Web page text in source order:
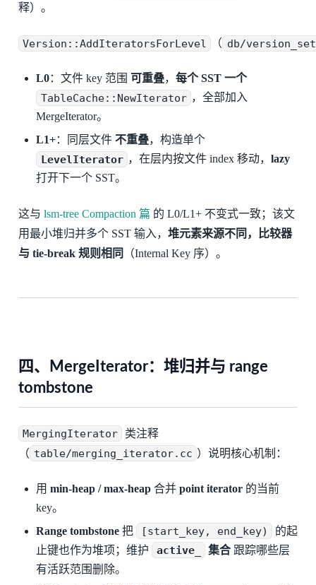
释）。
Version::AddIteratorsForLevel （ db/
L0：文件 key 范围 可重叠，每个 SST 一个
TableCache::NewIterator ，全部加入
MergeIterator。
L1+：同层文件不重叠，构造单个
LevelIterator ，在层内按文件 index 移动， lazy
打开下一个 SST。
这与 lsm-tree Compaction 篇 的 L0/L1+ 不变式一致；该文
用最小堆归并多个 SST 输入， 堆元素来源不同，比较器
与 tie-break 规则相同
（Internal Key 序）。
四、MergeIterator：堆归并与 range
tombstone
MergingIterator
类注释
（ table/merging_iterator.cc ）说明核心机制：
用min-heap / max-heap 合并point iterator 的当前
key。
Range tombstone 把 [start_key, end_key)
的起
止键也作为堆项；维护
active_ 集合跟踪哪些层
有活跃范围删除。